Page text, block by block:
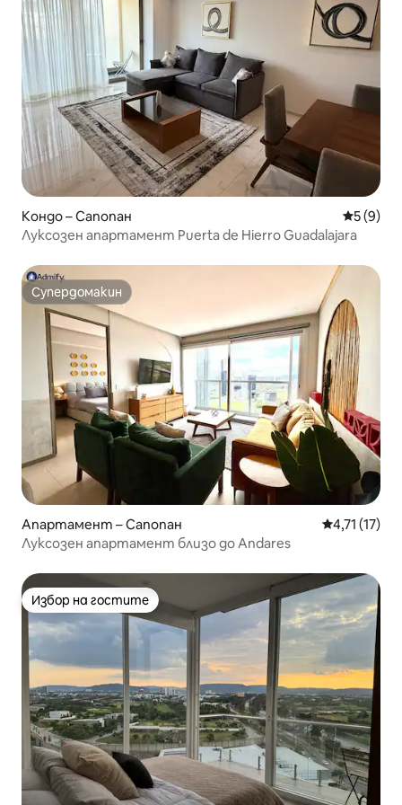
Кондо – Сапопан Средна
5 (9)
Луксозен апартамент Puerta de Hierro Guadalajara
Супердомакин
Супердомакин
Апартамент – Сапопан Средна
4,71 (17)
Луксозен апартамент близо до Andares
Избор на гостите
Избор на гостите